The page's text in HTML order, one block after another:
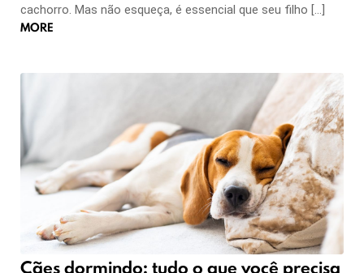
cachorro. Mas não esqueça, é essencial que seu filho […]
MORE
Cães dormindo: tudo o que você precisa